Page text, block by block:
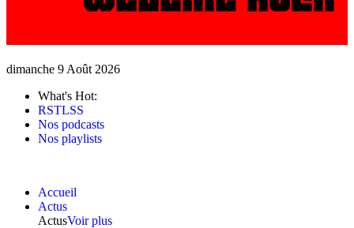
dimanche 9 Août 2026
What's Hot:
RSTLSS
Nos podcasts
Nos playlists
Accueil
Actus
ActusVoir plus